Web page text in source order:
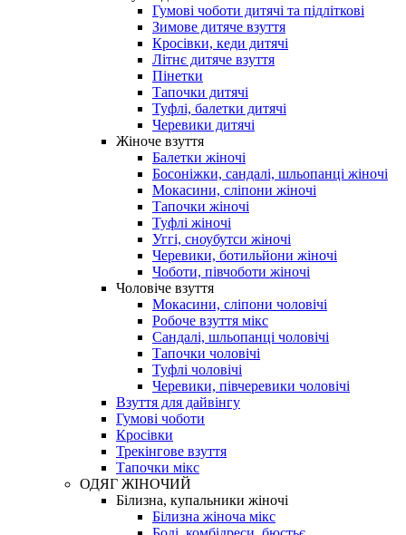
Гумові чоботи дитячі та підліткові
Зимове дитяче взуття
Кросівки, кеди дитячі
Літнє дитяче взуття
Пінетки
Тапочки дитячі
Туфлі, балетки дитячі
Черевики дитячі
Жіноче взуття
Балетки жіночі
Босоніжки, сандалі, шльопанці жіночі
Мокасини, сліпони жіночі
Тапочки жіночі
Туфлі жіночі
Уггі, сноубутси жіночі
Черевики, ботильйони жіночі
Чоботи, півчоботи жіночі
Чоловіче взуття
Мокасини, сліпони чоловічі
Робоче взуття мікс
Сандалі, шльопанці чоловічі
Тапочки чоловічі
Туфлі чоловічі
Черевики, півчеревики чоловічі
Взуття для дайвінгу
Гумові чоботи
Кросівки
Трекінгове взуття
Тапочки мікс
ОДЯГ ЖІНОЧИЙ
Білизна, купальники жіночі
Білизна жіноча мікс